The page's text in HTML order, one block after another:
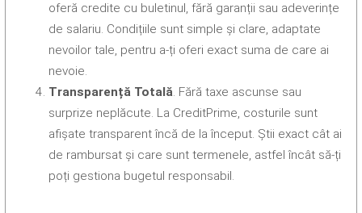
oferă credite cu buletinul, fără garanții sau adeverințe
de salariu. Condițiile sunt simple și clare, adaptate
nevoilor tale, pentru a-ți oferi exact suma de care ai
nevoie.
Transparență Totală. Fără taxe ascunse sau
surprize neplăcute. La CreditPrime, costurile sunt
afișate transparent încă de la început. Știi exact cât ai
de rambursat și care sunt termenele, astfel încât să-ți
poți gestiona bugetul responsabil.